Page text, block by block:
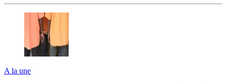
A la une